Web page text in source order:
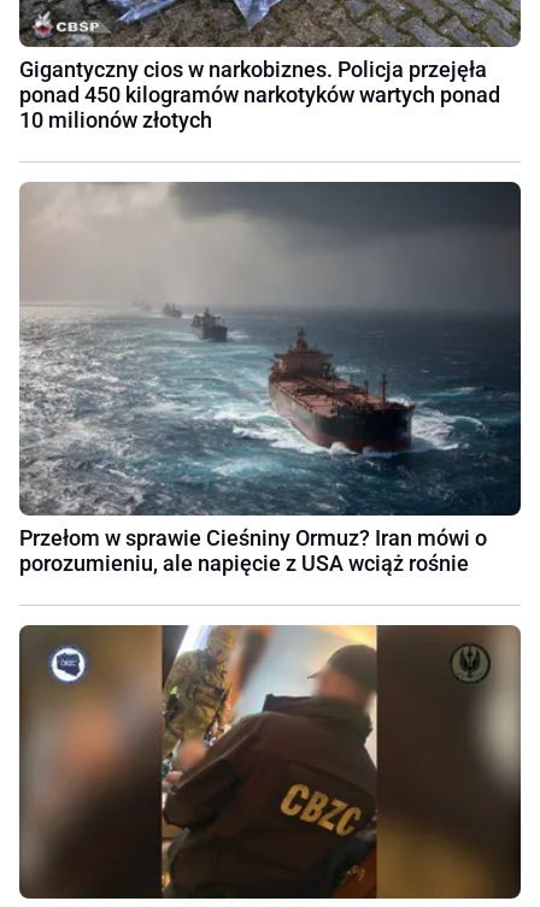
Gigantyczny cios w narkobiznes. Policja przejęła
ponad 450 kilogramów narkotyków wartych ponad
10 milionów złotych
Przełom w sprawie Cieśniny Ormuz? Iran mówi o
porozumieniu, ale napięcie z USA wciąż rośnie